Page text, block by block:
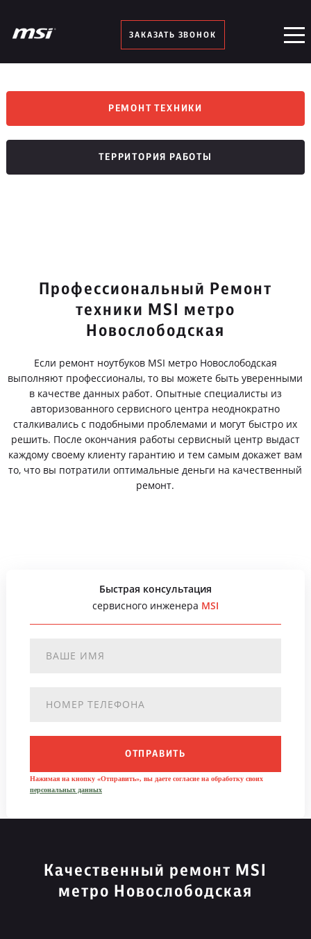
ЗАКАЗАТЬ ЗВОНОК
РЕМОНТ ТЕХНИКИ
ТЕРРИТОРИЯ РАБОТЫ
Профессиональный Ремонт
техники MSI метро
Новослободская
Если ремонт ноутбуков MSI метро Новослободская
выполняют профессионалы, то вы можете быть уверенными
в качестве данных работ. Опытные специалисты из
авторизованного сервисного центра неоднократно
сталкивались с подобными проблемами и могут быстро их
решить. После окончания работы сервисный центр выдаст
каждому своему клиенту гарантию и тем самым докажет вам
то, что вы потратили оптимальные деньги на качественный
ремонт.
Быстрая консультация
сервисного инженера MSI
ОТПРАВИТЬ
Нажимая на кнопку «Отправить», вы даете согласие на обработку своих
персональных данных
Качественный ремонт MSI
метро Новослободская